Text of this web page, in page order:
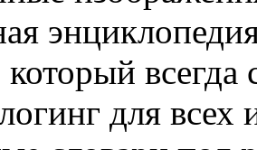
который
для всех